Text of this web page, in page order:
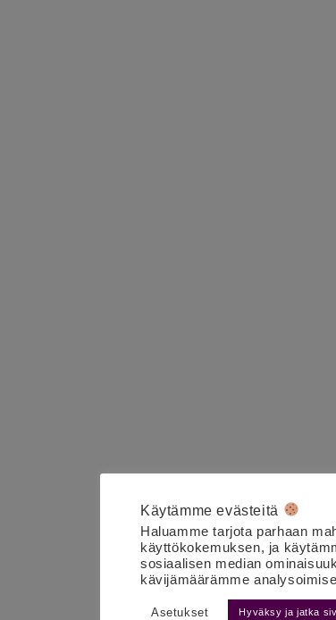
Käytämme evästeitä
Haluamme tarjota parhaan
käyttökokemuksen, ja
sosiaalisen median
kävijämäärämme
Asetukset Hyväksy ja jatka